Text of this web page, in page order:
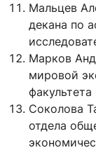
Мальцев
декана по
Марков
мировой
Соколова
отдела